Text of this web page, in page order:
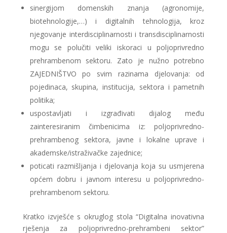
sinergijom domenskih znanja (agronomije,
biotehnologije,…) i digitalnih tehnologija, kroz
njegovanje interdisciplinarnosti i transdisciplinarnosti
mogu se polučiti veliki iskoraci u poljoprivredno
prehrambenom sektoru. Zato je nužno potrebno
ZAJEDNIŠTVO po svim razinama djelovanja: od
pojedinaca, skupina, institucija, sektora i pametnih
politika;
uspostavljati i izgrađivati dijalog među
zainteresiranim čimbenicima iz: poljoprivredno-
prehrambenog sektora, javne i lokalne uprave i
akademske/istraživačke zajednice;
poticati razmišljanja i djelovanja koja su usmjerena
općem dobru i javnom interesu u poljoprivredno-
prehrambenom sektoru.
Kratko izvješće s okruglog stola “Digitalna inovativna
rješenja za poljoprivredno-prehrambeni sektor”